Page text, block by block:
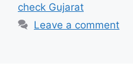
check Gujarat
Leave a comment